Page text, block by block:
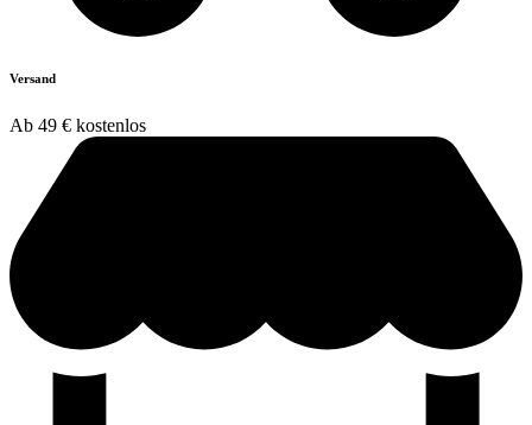
Versand
Ab 49 € kostenlos